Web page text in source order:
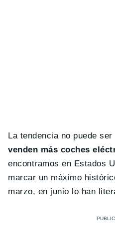
La tendencia no puede
venden más coches
encontramos en Estados
marcar un máximo
marzo, en junio lo han